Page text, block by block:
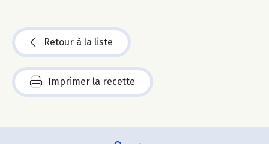
Retour à la liste
Imprimer la recette